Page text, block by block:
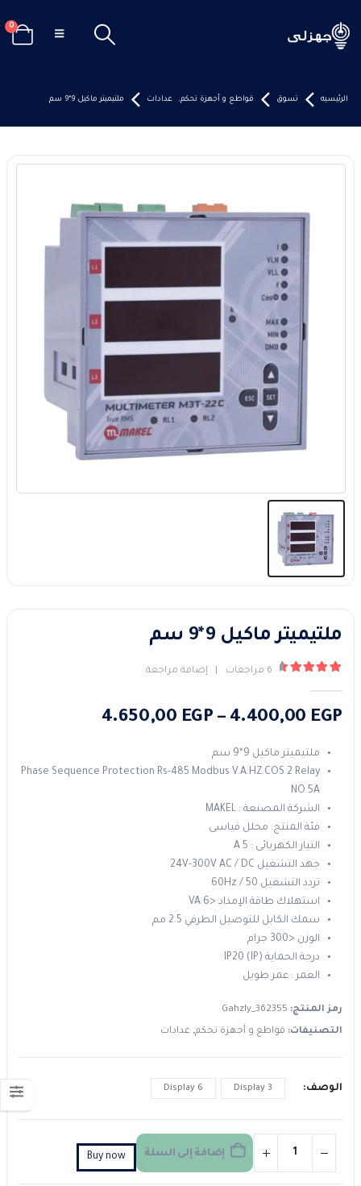
0
الرئيسيه تسوق قواطع و أجهزة تحكم, عدادات ملتيميتر ماكيل 9*9 سم
ملتيميتر ماكيل 9*9 سم
6 مراجعات إضافة مراجعة
4.400,00 EGP
–
4.650,00 EGP
من
ملتيميتر ماكيل 9*9 سم
Phase Sequence Protection Rs-485 Modbus V.A.HZ.COS 2 Relay
NO 5A
الشركة المصنعة : MAKEL
فئة المنتج: محلل قياسى
التيار الكهربائى : 5 A
جهد التشغيل 24V-300V AC / DC
تردد التشغيل 50 / 60Hz
استهلاك طاقة الإمداد <6 VA
سمك الكابل للتوصيل الطرفي 2.5 مم
الوزن <300 جرام
درجة الحماية (IP) IP20
العمر : عمر طويل
رمز المنتج: Gahzly_362355
التصنيفات: قواطع و أجهزة تحكم, عدادات
الوصف 3 Display
6 Display
إضافة إلى السلة Buy now